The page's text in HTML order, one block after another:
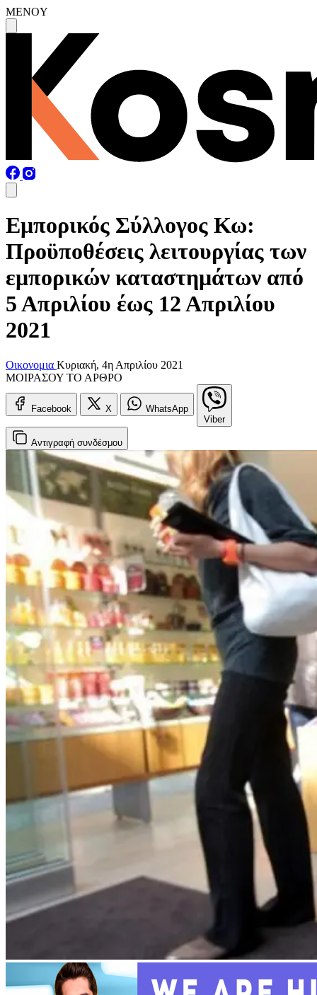
MENOY
Εμπορικός Σύλλογος Κω:
Προϋποθέσεις λειτουργίας των
εμπορικών καταστημάτων από
5 Απριλίου έως 12 Απριλίου
2021
Οικονομια Κυριακή, 4η Απριλίου 2021
ΜΟΙΡΑΣΟΥ ΤΟ ΑΡΘΡΟ
Facebook X
WhatsApp
Viber
Αντιγραφή συνδέσμου